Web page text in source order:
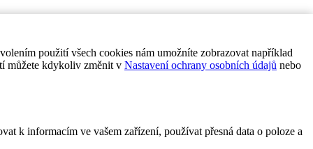
použití všech cookies nám umožníte zobrazovat například
můžete kdykoliv změnit v Nastavení ochrany osobních údajů nebo
k informacím ve vašem zařízení, používat přesná data o poloze a